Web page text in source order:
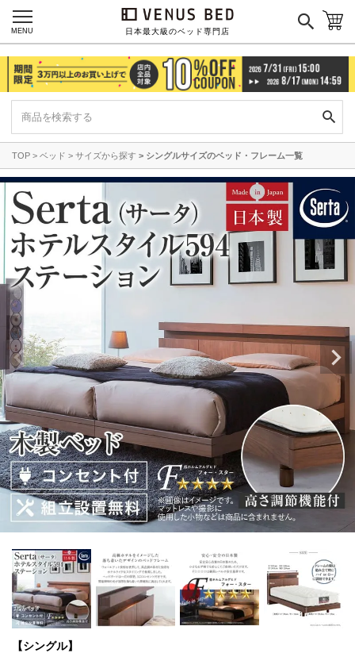
日本最大級のベッド専門店
MENU
TOP ベッド サイズから探す シングルサイズのベッド・フレーム一覧
【シングル】